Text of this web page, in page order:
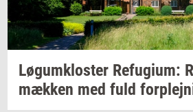
Løgum­klo­ster Re­fu­gi­um:
mæk­ken med fuld